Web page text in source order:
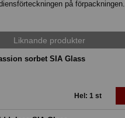
på förpackningen.
Liknande produkter
sorbet SIA Glass
Hel: 1 st